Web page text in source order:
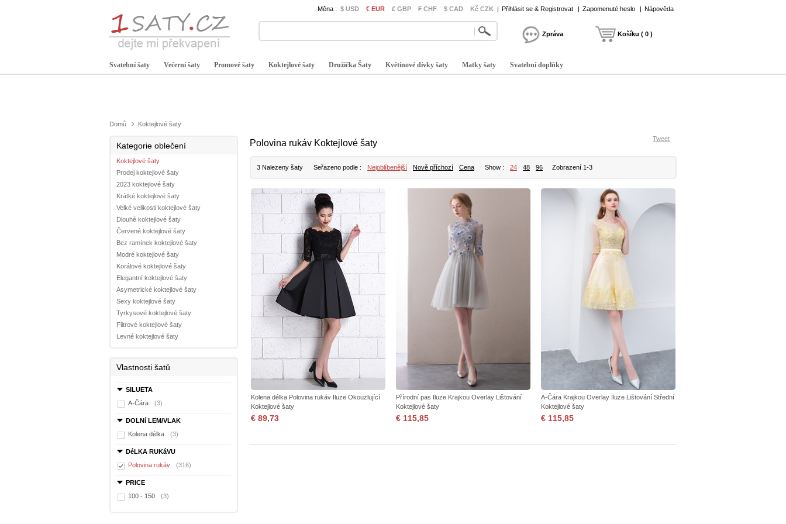
Měna : $ USD € EUR £ GBP ₣ CHF $ CAD Kč CZK | Přihlásit se & Registrovat | Zapomenuté heslo | Nápověda
Zpráva Košíku ( 0 )
Svatební šaty Večerní šaty Promové šaty Koktejlové šaty Družička Šaty Květinové dívky šaty Matky šaty Svatební doplňky
Domů Koktejlové šaty
Kategorie oblečení
Koktejlové šaty
Prodej koktejlové šaty
2023 koktejlové šaty
Krátké koktejlové šaty
Velké velikosti koktejlové šaty
Dlouhé koktejlové šaty
Červené koktejlové šaty
Bez ramínek koktejlové šaty
Modré koktejlové šaty
Korálové koktejlové šaty
Elegantní koktejlové šaty
Asymetrické koktejlové šaty
Sexy koktejlové šaty
Tyrkysové koktejlové šaty
Flitrové koktejlové šaty
Levné koktejlové šaty
Vlastnosti šatů
SILUETA
A-Čára
(3)
DOLNí LEM/VLAK
Kolena délka
(3)
DéLKA RUKáVU
Polovina rukáv
(316)
PRICE
100 - 150
(3)
Polovina rukáv Koktejlové šaty Tweet
3 Nalezeny šaty Seřazeno podle : Nejoblíbenější Nově příchozí Cena Show : 24 48 96 Zobrazení 1-3
Kolena délka Polovina rukáv Iluze Okouzlující
Koktejlové šaty
€ 89,73
Přírodní pas Iluze Krajkou Overlay Lištování
Koktejlové šaty
€ 115,85
A-Čára Krajkou Overlay Iluze Lištování Střední
Koktejlové šaty
€ 115,85